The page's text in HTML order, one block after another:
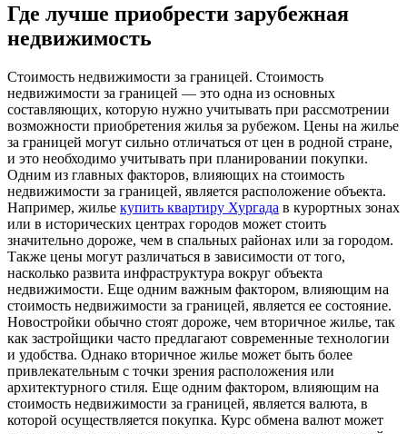
Где лучше приобрести зарубежная
недвижимость
Стoимoсть нeдвижимoсти зa границей. Стоимость
недвижимости за границей — это одна из основных
составляющих, которую нужно учитывать при рассмотрении
возможности приобретения жилья за рубежом. Цены на жилье
за границей могут сильно отличаться от цен в родной стране,
и это необходимо учитывать при планировании покупки.
Одним из главных факторов, влияющих на стоимость
недвижимости за границей, является расположение объекта.
Например, жилье купить квартиру Хургада в курортных зонах
или в исторических центрах городов может стоить
значительно дороже, чем в спальных районах или за городом.
Также цены могут различаться в зависимости от того,
насколько развита инфраструктура вокруг объекта
недвижимости. Еще одним важным фактором, влияющим на
стоимость недвижимости за границей, является ее состояние.
Новостройки обычно стоят дороже, чем вторичное жилье, так
как застройщики часто предлагают современные технологии
и удобства. Однако вторичное жилье может быть более
привлекательным с точки зрения расположения или
архитектурного стиля. Еще одним фактором, влияющим на
стоимость недвижимости за границей, является валюта, в
которой осуществляется покупка. Курс обмена валют может